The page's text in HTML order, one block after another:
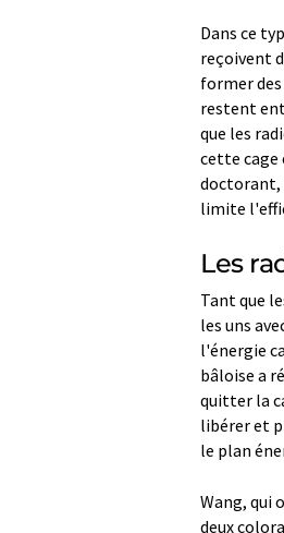
Dans ce
reçoivent
former
restent
que les
cette cage
doctorant,
limite
Les
Tant que
les uns
l'énergie
bâloise a
quitter la
libérer et
le plan
Wang, qui
deux